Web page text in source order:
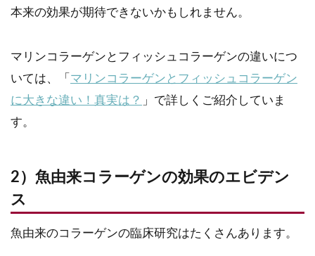
本来の効果が期待できないかもしれません。
マリンコラーゲンとフィッシュコラーゲンの違いにつ
いては、「 マリンコラーゲンとフィッシュコラーゲン
に大きな違い！真実は？ 」で詳しくご紹介していま
す。
2）魚由来コラーゲンの効果のエビデン
ス
魚由来のコラーゲンの臨床研究はたくさんあります。